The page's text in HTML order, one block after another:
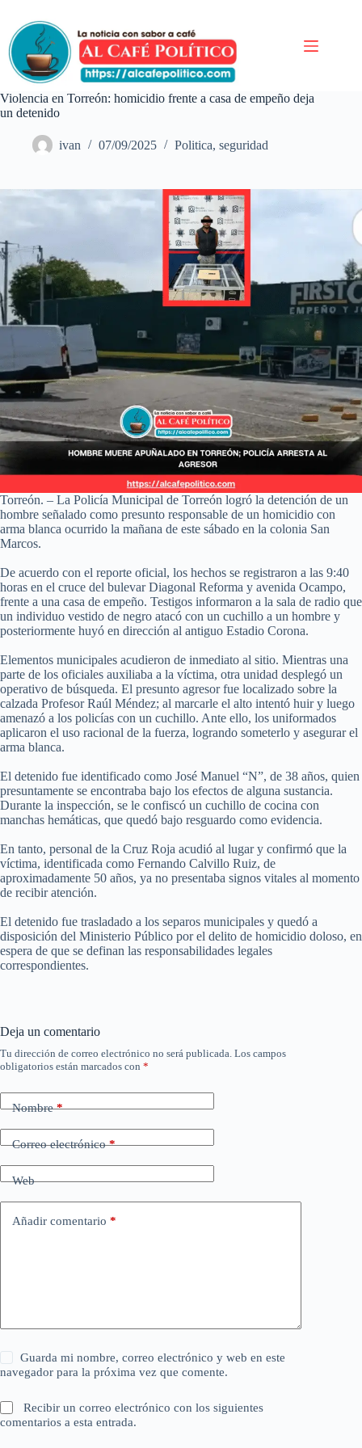
contenido
Violencia en Torreón: homicidio frente a casa de empeño deja
un detenido
ivan 07/09/2025 Politica, seguridad
Torreón. – La Policía Municipal de Torreón logró la detención de un
hombre señalado como presunto responsable de un homicidio con
arma blanca ocurrido la mañana de este sábado en la colonia San
Marcos.
De acuerdo con el reporte oficial, los hechos se registraron a las 9:40
horas en el cruce del bulevar Diagonal Reforma y avenida Ocampo,
frente a una casa de empeño. Testigos informaron a la sala de radio que
un individuo vestido de negro atacó con un cuchillo a un hombre y
posteriormente huyó en dirección al antiguo Estadio Corona.
Elementos municipales acudieron de inmediato al sitio. Mientras una
parte de los oficiales auxiliaba a la víctima, otra unidad desplegó un
operativo de búsqueda. El presunto agresor fue localizado sobre la
calzada Profesor Raúl Méndez; al marcarle el alto intentó huir y luego
amenazó a los policías con un cuchillo. Ante ello, los uniformados
aplicaron el uso racional de la fuerza, logrando someterlo y asegurar el
arma blanca.
El detenido fue identificado como José Manuel “N”, de 38 años, quien
presuntamente se encontraba bajo los efectos de alguna sustancia.
Durante la inspección, se le confiscó un cuchillo de cocina con
manchas hemáticas, que quedó bajo resguardo como evidencia.
En tanto, personal de la Cruz Roja acudió al lugar y confirmó que la
víctima, identificada como Fernando Calvillo Ruiz, de
aproximadamente 50 años, ya no presentaba signos vitales al momento
de recibir atención.
El detenido fue trasladado a los separos municipales y quedó a
disposición del Ministerio Público por el delito de homicidio doloso, en
espera de que se definan las responsabilidades legales
correspondientes.
Deja un comentario
Tu dirección de correo electrónico no será publicada. Los campos
obligatorios están marcados con *
Nombre*
Correo electrónico*
Web
Añadir comentario *
Guarda mi nombre, correo electrónico y web en este
navegador para la próxima vez que comente.
Recibir un correo electrónico con los siguientes
comentarios a esta entrada.